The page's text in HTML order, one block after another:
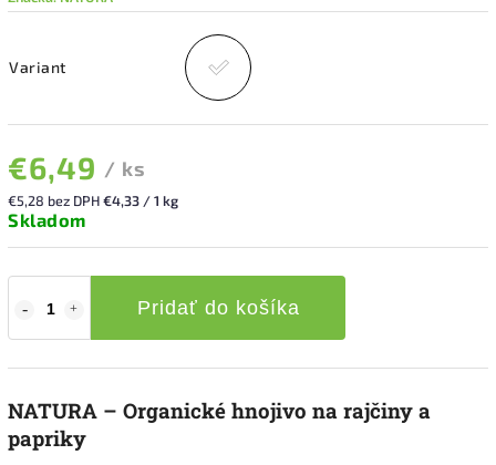
Variant
€6,49 / ks
€5,28 bez DPH€4,33 / 1 kg
Skladom
Pridať do košíka
NATURA – Organické hnojivo na rajčiny a
papriky